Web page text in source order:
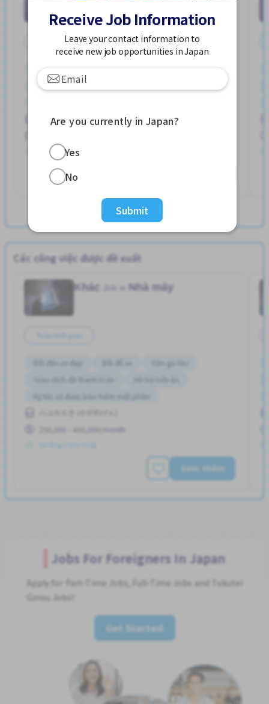
Toàn thời gian
Cơ hội nhận việc làm toàn thời gian
Cơ hội thăng tiến
WKND & HOL tắt
オオミカえき (いばらきけん)
Đã đăng Hơn 3 tháng trước
View more IT/Software jobs
Các công việc được đề xuất
Khác Nhà máy
Toàn thời gian
Bãi đậu xe đạp
Gần ga tàu
Giao dịch đã thanh toán
250,000 - 400,000/month
Xem thêm
Jobs For Foreigners In Japan
Apply for Part-Time Jobs, Full-Time Jobs and Tokutei
Ginou Jobs!
Get Started
Receive Job Information
Leave your contact information to
receive new job opportunities in Japan
Are you currently in Japan?
Yes
No
Submit